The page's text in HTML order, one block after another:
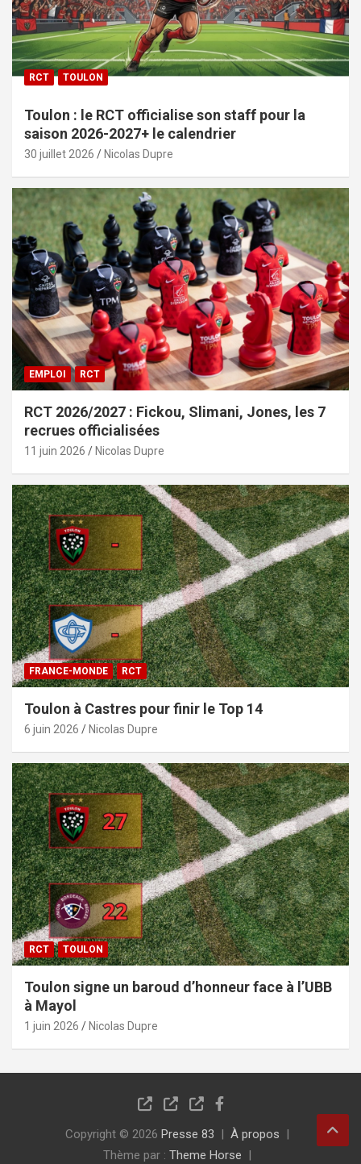
RCT TOULON
Toulon : le RCT officialise son staff pour la
saison 2026-2027+ le calendrier
30 juillet 2026 Nicolas Dupre
EMPLOI RCT
RCT 2026/2027 : Fickou, Slimani, Jones, les 7
recrues officialisées
11 juin 2026 Nicolas Dupre
FRANCE-MONDE RCT
Toulon à Castres pour finir le Top 14
6 juin 2026 Nicolas Dupre
RCT TOULON
Toulon signe un baroud d’honneur face à l’UBB
à Mayol
1 juin 2026 Nicolas Dupre
Copyright © 2026 Presse 83
À propos
Thème par : Theme Horse